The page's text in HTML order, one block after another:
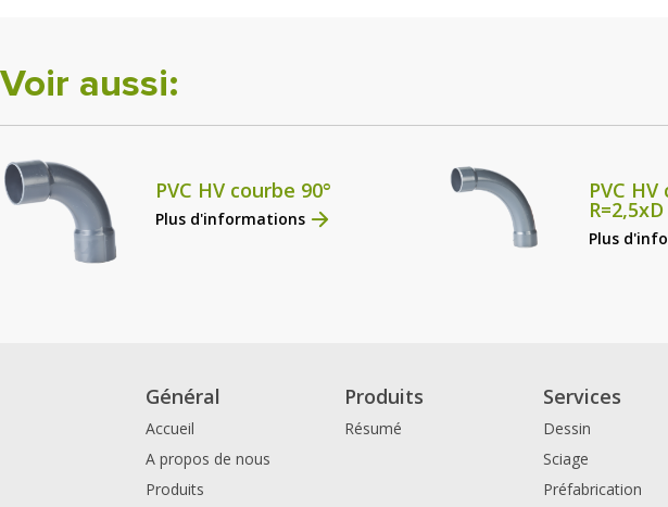
Voir aussi:
PVC HV courbe 90°
Plus d'informations
PVC
R=2,5xD
Plus
Général
Accueil
A propos de nous
Produits
Produits
Résumé
Services
Dessin
Sciage
Préfabrication